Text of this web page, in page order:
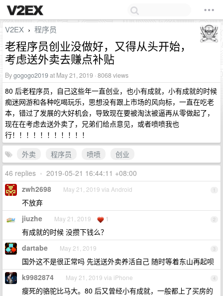
V2EX › 程序员
老程序员创业没做好，又得从头开始，
考虑送外卖去赚点补贴
Bygogogo2019at May 21, 2019 · 8068 views
80 后老程序员，自己这些年一直创业，也小有成就，小有成就的时候
痴迷网游和各种吃喝玩乐，思想没有跟上市场的风向标，一直在吃老
本，错过了发展的大好机会，导致现在要被淘汰被逼再从零做起了，
现在在考虑去送外卖了，兄弟们给点意见，或者喷喷我也
行！！！！！！！！！！！
外卖
程序员 喷喷
创业
46 replies • 2019-05-21 16:44:11 +08:00
1
zwh2698 May 21, 2019 via Android
不放弃
2
jiuzhe May 21, 2019 1
有成就的时候 没攒下钱么？
3
dartabe May 21, 2019
国外这不是很正常吗 先送送外卖养活自己 随时等着东山再起呗
4
k9982874 May 21, 2019 via iPhone
瘦死的骆驼比马大。80 后又曾经小有成就，一般都上了买房的